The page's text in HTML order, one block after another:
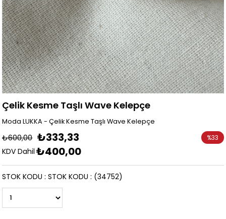
Çelik Kesme Taşlı Wave Kelepçe
Moda LUKKA - Çelik Kesme Taşlı Wave Kelepçe
₺600,00 ₺333,33
KDV Dahil ₺400,00
%33
(34752)
STOK KODU STOK KODU